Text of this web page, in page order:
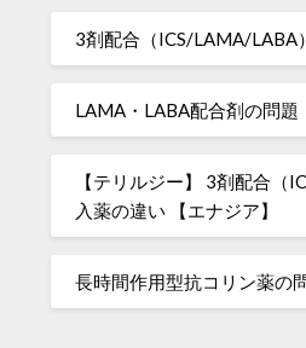
3剤配合（ICS/LAMA/LABA
LAMA・LABA配合剤の問題
【テリルジー】 3剤配合（
入薬の違い 【エナジア】
長時間作用型抗コリン薬の